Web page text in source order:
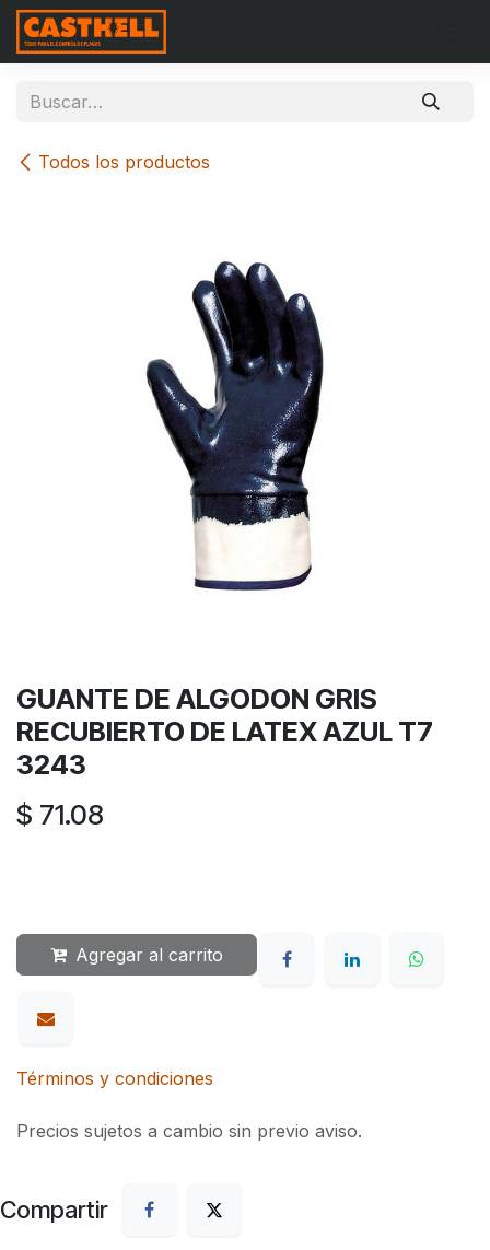
Ir al contenido
Todos los productos
GUANTE DE ALGODON GRIS
RECUBIERTO DE LATEX AZUL T7
3243
$ 71.08
Agregar al carrito
Términos y condiciones
Precios sujetos a cambio sin previo aviso.
Compartir